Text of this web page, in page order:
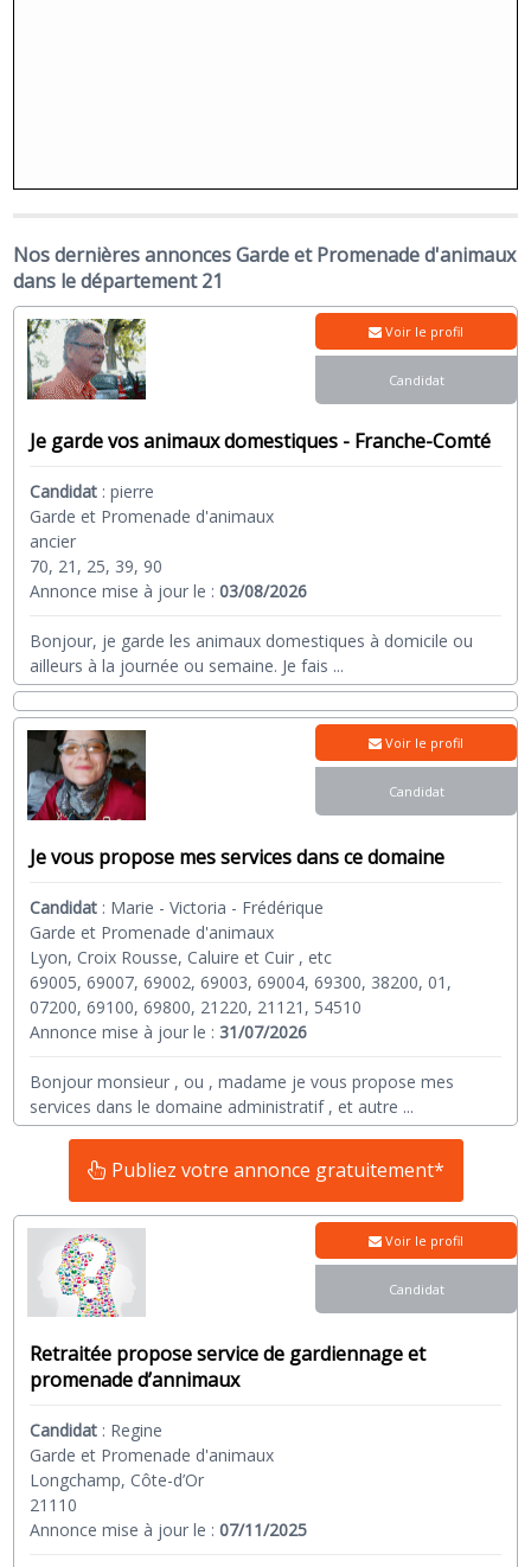
Nos dernières annonces Garde et Promenade d'animaux
dans le département 21
Je garde vos animaux domestiques - Franche-Comté
Candidat :pierre
Garde et Promenade d'animaux
ancier
70, 21, 25, 39, 90
Annonce mise à jour le :03/08/2026
Bonjour, je garde les animaux domestiques à domicile ou
ailleurs à la journée ou semaine. Je fais ...
Voir le profil
Candidat
Je vous propose mes services dans ce domaine
Candidat : Marie - Victoria - Frédérique
Garde et Promenade d'animaux
Lyon, Croix Rousse, Caluire et Cuir , etc
69005, 69007, 69002, 69003, 69004, 69300, 38200, 01,
07200, 69100, 69800, 21220, 21121, 54510
Annonce mise à jour le :31/07/2026
Bonjour monsieur , ou , madame je vous propose mes
services dans le domaine administratif , et autre ...
Voir le profil
Candidat
Publiez votre annonce gratuitement*
Retraitée propose service de gardiennage et
promenade d’annimaux
Candidat : Regine
Garde et Promenade d'animaux
Longchamp, Côte-d’Or
21110
Annonce mise à jour le :07/11/2025
Voir le profil
Candidat